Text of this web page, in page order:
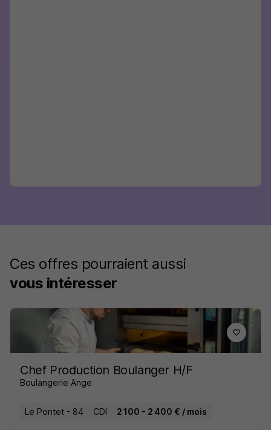
Ces offres pourraient aussi
vous intéresser
Chef Production Boulanger H/F
Boulangerie Ange
Le Pontet - 84 CDI 2 100 - 2 400 € / mois